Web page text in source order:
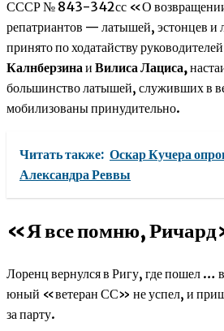
СССР № 843-342сс «О возвращении
репатриантов — латышей, эстонцев
принято по ходатайству
Калнберзина и Вилиса Лациса,
большинство латышей, служивших в
мобилизованы принудительно.
Читать также: Оскар Кучера
Александра Реввы
«Я все помню,
Лоренц вернулся в Ригу, где пошел …
юный «ветеран СС» не успел, и
за парту.